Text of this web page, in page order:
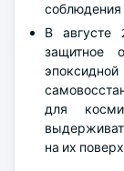
соблюдения
В августе
защитное
для
на их